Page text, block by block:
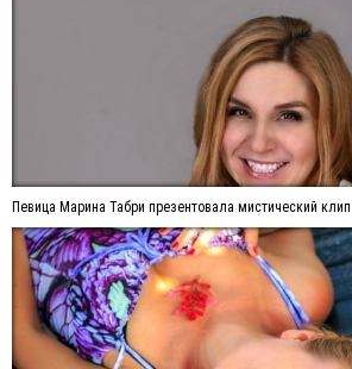
Певица Марина Табри презентовала мистический